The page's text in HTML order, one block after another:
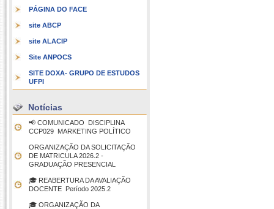
PÁGINA DO FACE
site ABCP
site ALACIP
Site ANPOCS
SITE DOXA- GRUPO DE ESTUDOS
UFPI
Notícias
📢 COMUNICADO  DISCIPLINA
CCP029  MARKETING POLÍTICO
ORGANIZAÇÃO DA SOLICITAÇÃO
DE MATRICULA 2026.2 -
GRADUAÇÃO PRESENCIAL
🎓 REABERTURA DA AVALIAÇÃO
DOCENTE  Período 2025.2
🎓 ORGANIZAÇÃO DA